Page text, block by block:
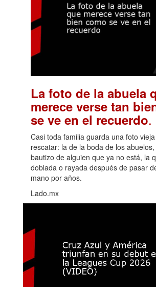
La foto de la abuela
merece verse tan
se ve en el recuerdo.
Casi toda familia guarda una foto
rescatar: la de la boda de los
bautizo de alguien que ya no está, la
doblada o rayada después de pasar
mano por años.
Lado.mx